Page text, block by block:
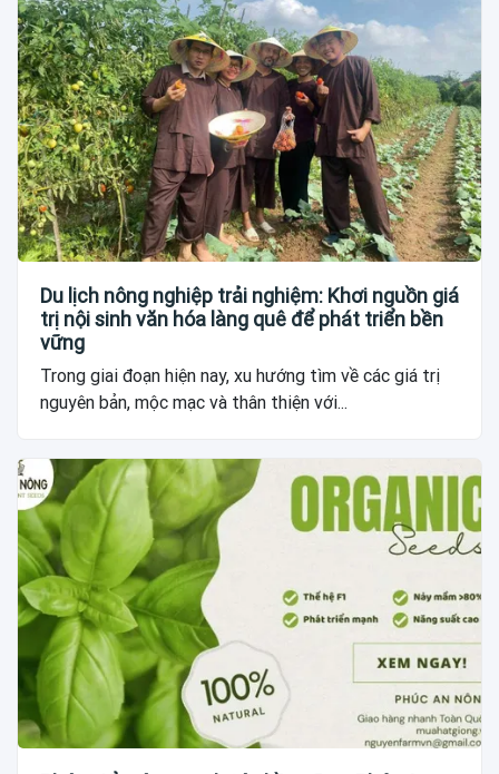
Du lịch nông nghiệp trải nghiệm: Khơi nguồn giá
trị nội sinh văn hóa làng quê để phát triển bền
vững
Trong giai đoạn hiện nay, xu hướng tìm về các giá trị
nguyên bản, mộc mạc và thân thiện với...